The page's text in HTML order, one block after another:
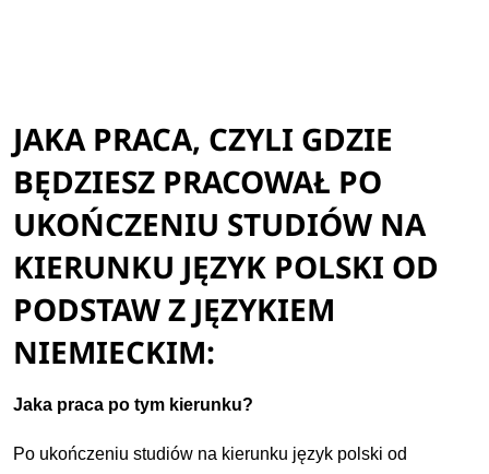
JAKA PRACA, CZYLI GDZIE
BĘDZIESZ PRACOWAŁ PO
UKOŃCZENIU STUDIÓW NA
KIERUNKU JĘZYK POLSKI OD
PODSTAW Z JĘZYKIEM
NIEMIECKIM:
Jaka praca po tym kierunku?
Po ukończeniu studiów na kierunku język polski od